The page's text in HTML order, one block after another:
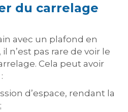
du carrelage
avec un plafond en
n’est pas rare de voir le
Cela peut avoir
d’espace, rendant la